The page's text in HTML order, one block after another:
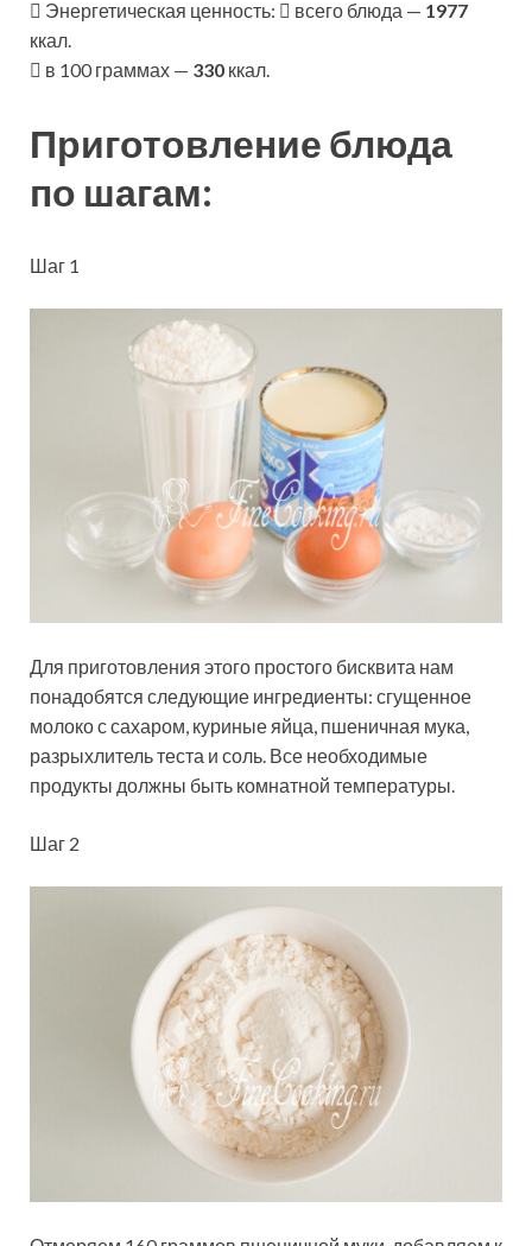
Энергетическая ценность:
всего блюда — 1977
ккал.
в 100 граммах — 330 ккал.
Приготовление блюда
по шагам:
Шаг 1
Для приготовления этого простого бисквита нам
понадобятся следующие ингредиенты: сгущенное
молоко с сахаром, куриные яйца, пшеничная мука,
разрыхлитель теста и соль. Все необходимые
продукты должны быть комнатной температуры.
Шаг 2